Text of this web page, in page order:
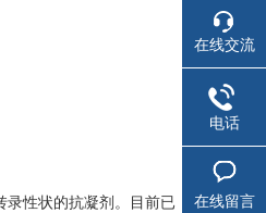
录性状的抗凝剂。目前已
在线交流
电话
在线留言